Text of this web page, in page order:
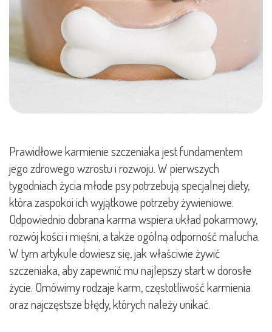
Prawidłowe karmienie szczeniaka jest fundamentem
jego zdrowego wzrostu i rozwoju. W pierwszych
tygodniach życia młode psy potrzebują specjalnej diety,
która zaspokoi ich wyjątkowe potrzeby żywieniowe.
Odpowiednio dobrana karma wspiera układ pokarmowy,
rozwój kości i mięśni, a także ogólną odporność malucha.
W tym artykule dowiesz się, jak właściwie żywić
szczeniaka, aby zapewnić mu najlepszy start w dorosłe
życie. Omówimy rodzaje karm, częstotliwość karmienia
oraz najczęstsze błędy, których należy unikać.